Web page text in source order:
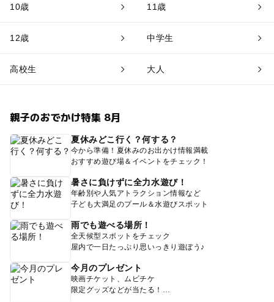
10歳 11歳
12歳 中学生
高校生 大人
親子のおでかけ特集 8月
夏休みどこ行く？何する？
今から準備！夏休みのお出かけ情報満載
おすすめ遊び場＆イベントをチェック！
暑さに負けずに全力水遊び！
年齢別や人気アトラクション情報など
子ども大満足のプール＆水遊びスポット
雨でも遊べる場所！
全天候型スポットをチェック
屋内で一日たっぷり思いっきり遊ぼう♪
今月のプレゼント
映画チケット、ムビチケ
限定グッズなどが当たる！